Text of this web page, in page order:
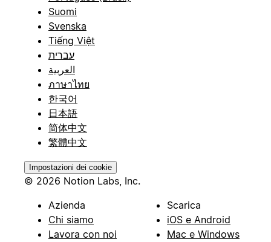
Suomi
Svenska
Tiếng Việt
עברית
العربية
ภาษาไทย
한국어
日本語
简体中文
繁體中文
Impostazioni dei cookie
© 2026 Notion Labs, Inc.
Azienda
Chi siamo
Lavora con noi
Scarica
iOS e Android
Mac e Windows